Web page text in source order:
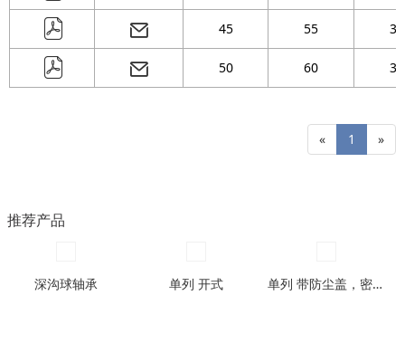
45 55 38
50 60 38
« 1 »
推荐产品
深沟球轴承 单列 开式 单列 带防尘盖，密封圈型